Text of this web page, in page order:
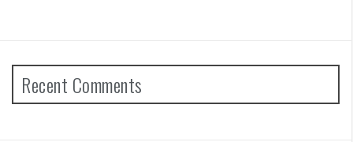
Recent Comments